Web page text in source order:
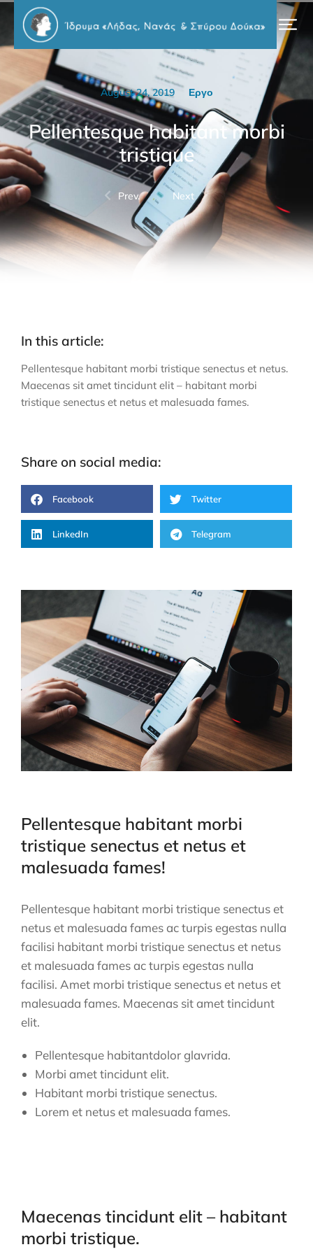
August 24, 2019 Εργο
Pellentesque habitant morbi
tristique
Prev. Next
Pellentesque habitant morbi
tristique senectus et netus et
malesuada fames!
Pellentesque habitant morbi tristique senectus et
netus et malesuada fames ac turpis egestas nulla
facilisi habitant morbi tristique senectus et netus
et malesuada fames ac turpis egestas nulla
facilisi. Amet morbi tristique senectus et netus et
malesuada fames. Maecenas sit amet tincidunt
elit.
Pellentesque habitantdolor glavrida.
Morbi amet tincidunt elit.
Habitant morbi tristique senectus.
Lorem et netus et malesuada fames.
Maecenas tincidunt elit – habitant
morbi tristique.
In this article:
Pellentesque habitant morbi tristique senectus et netus.
Maecenas sit amet tincidunt elit – habitant morbi
tristique senectus et netus et malesuada fames.
Share on social media:
Facebook Twitter
LinkedIn Telegram